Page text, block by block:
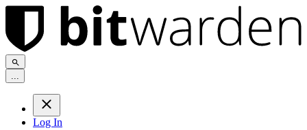
...
Log In